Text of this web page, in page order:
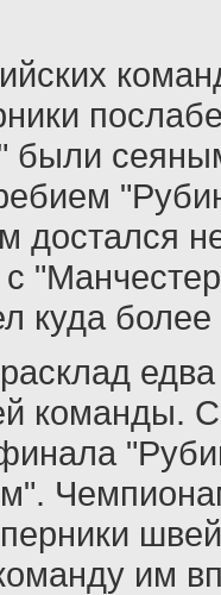
были
достался
куда
команды.
им